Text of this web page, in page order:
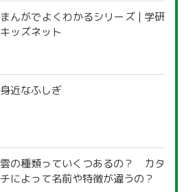
まんがでよくわかるシリーズ | 学研
キッズネット
身近なふしぎ
雲の種類っていくつあるの？ カタ
チによって名前や特徴が違うの？